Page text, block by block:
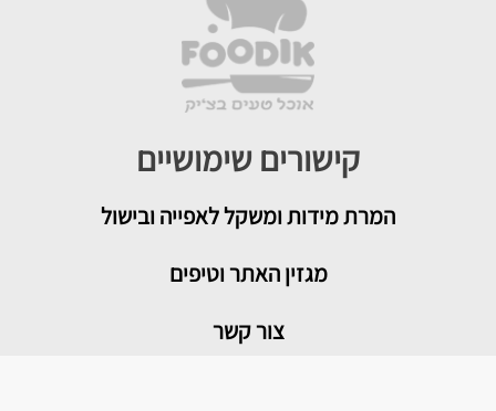
קישורים שימושיים
המרת מידות ומשקל לאפייה ובישול
מגזין האתר וטיפים
צור קשר